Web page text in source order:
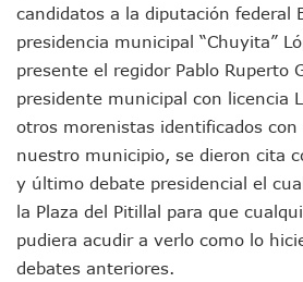
Citan A Siete Integrantes
IMSS Invierte 12.6 MDP
Puerto Vallarta Fortalece
Accidente En Un RZR,
Este Viernes, Lemus
Nidos De Lluvia Busca
Morena Cierra Filas Por
Hallazgo De Yareli
Regresa A Puerto
Ra Aguilar Acompaña A
Oleaje Y Riesgo Por
candidatos a la diputación federal
presidencia municipal “Chuyita”
presente el regidor Pablo Ruperto
presidente municipal con licencia
otros morenistas identificados con
nuestro municipio, se dieron cita
y último debate presidencial el
la Plaza del Pitillal para que
pudiera acudir a verlo como lo
debates anteriores.